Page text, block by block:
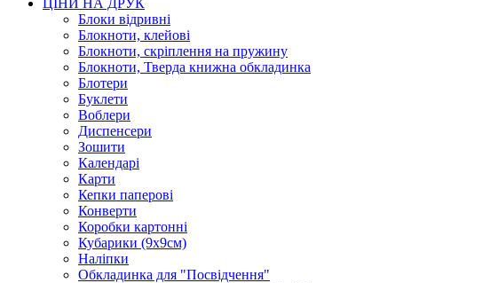
ЦІНИ НА ДРУК
Блоки відривні
Блокноти, клейові
Блокноти, скріплення на пружину
Блокноти, Тверда книжна обкладинка
Блотери
Буклети
Воблери
Диспенсери
Зошити
Календарі
Карти
Кепки паперові
Конверти
Коробки картонні
Кубарики (9х9см)
Наліпки
Обкладинка для "Посвідчення"